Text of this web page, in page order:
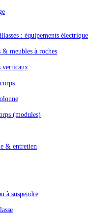
: équipements
meubles à roches
verticaux
(modules)
& entretien
à suspendre